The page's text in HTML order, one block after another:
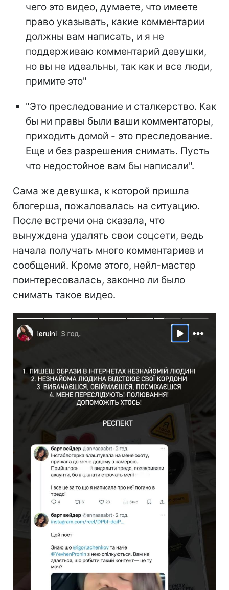
чего это видео, думаете, что имеете
право указывать, какие комментарии
должны вам написать, и я не
поддерживаю комментарий девушки,
но вы не идеальны, так как и все люди,
примите это"
"Это преследование и сталкерство. Как
бы ни правы были ваши комментаторы,
приходить домой - это преследование.
Еще и без разрешения снимать. Пусть
что недостойное вам бы написали".
Сама же девушка, к которой пришла
блогерша, пожаловалась на ситуацию.
После встречи она сказала, что
вынуждена удалять свои соцсети, ведь
начала получать много комментариев и
сообщений. Кроме этого, нейл-мастер
поинтересовалась, законно ли было
снимать такое видео.